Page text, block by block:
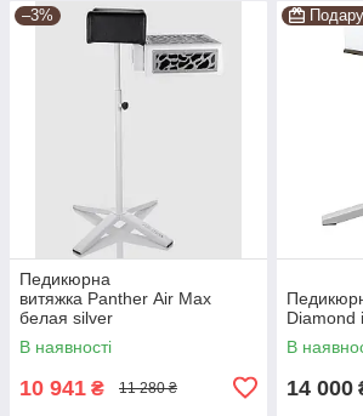
–3%
Педикюрна
витяжка Panther Air Max
белая silver
В наявності
10 941 ₴ 11 280 ₴
Diamond
В
14 000